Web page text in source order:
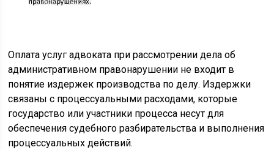
Оплата услуг адвоката при рассмотрении дела об
административном правонарушении не входит в
понятие издержек производства по делу. Издержки
связаны с процессуальными расходами, которые
государство или участники процесса несут для
обеспечения судебного разбирательства и выполнения
процессуальных действий.